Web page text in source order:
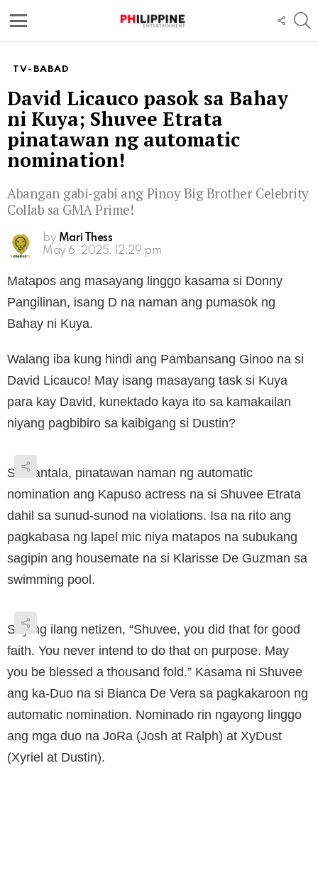
TV-BABAD
David Licauco pasok sa Bahay
ni Kuya; Shuvee Etrata
pinatawan ng automatic
nomination!
Abangan gabi-gabi ang Pinoy Big Brother Celebrity
Collab sa GMA Prime!
by Mari Thess
May 6, 2025, 12:29 pm
Matapos ang masayang linggo kasama si Donny
Pangilinan, isang D na naman ang pumasok ng
Bahay ni Kuya.
Walang iba kung hindi ang Pambansang Ginoo na si
David Licauco! May isang masayang task si Kuya
para kay David, kunektado kaya ito sa kamakailan
niyang pagbibiro sa kaibigang si Dustin?
Samantala, pinatawan naman ng automatic
nomination ang Kapuso actress na si Shuvee Etrata
dahil sa sunud-sunod na violations. Isa na rito ang
pagkabasa ng lapel mic niya matapos na subukang
sagipin ang housemate na si Klarisse De Guzman sa
swimming pool.
Sey ng ilang netizen, “Shuvee, you did that for good
faith. You never intend to do that on purpose. May
you be blessed a thousand fold.” Kasama ni Shuvee
ang ka-Duo na si Bianca De Vera sa pagkakaroon ng
automatic nomination. Nominado rin ngayong linggo
ang mga duo na JoRa (Josh at Ralph) at XyDust
(Xyriel at Dustin).